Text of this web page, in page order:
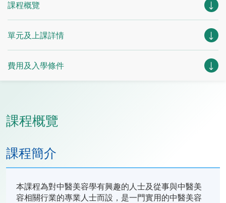
課程概覽
單元及上課詳情
費用及入學條件
課程概覽
課程簡介
本課程為對中醫美容學有興趣的人士及從事與中醫美
容相關行業的專業人士而設，是一門實用的中醫美容